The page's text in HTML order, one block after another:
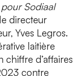
Sodiaal
directeur
Yves Legros.
laitière
chiffre d’affaires
contre